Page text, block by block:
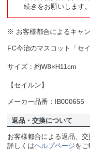
続きをお願いします。
※ お客様都合によるキャ
FC今治のマスコット「セ
サイズ：約W8×H11cm
【セイルン】
メーカー品番：IB000655
返品・交換について
お客様都合による返品、
詳しくはヘルプページをご